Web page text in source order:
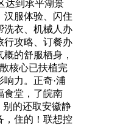
达到承平湖景
汉服体验、闪住
洗衣、机械人办
行攻略、订餐办
的舒服栖身，
核心已扶植完
力。正奇·浦
食堂，了皖南
别的还取安徽静
，住的！联想控